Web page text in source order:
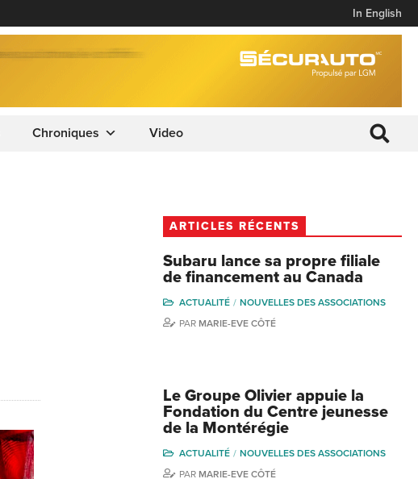
In English
Chroniques Video
ARTICLES RÉCENTS
Subaru lance sa propre filiale
de financement au Canada
ACTUALITÉ
NOUVELLES DES ASSOCIATIONS
PAR MARIE-EVE CÔTÉ
Le Groupe Olivier appuie la
Fondation du Centre jeunesse
de la Montérégie
ACTUALITÉ
NOUVELLES DES ASSOCIATIONS
PAR MARIE-EVE CÔTÉ